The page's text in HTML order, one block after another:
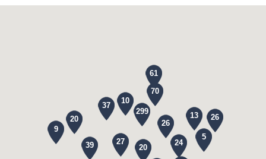
70
26
37
20
24
299
20
9
27
39
13
61
26
10
5